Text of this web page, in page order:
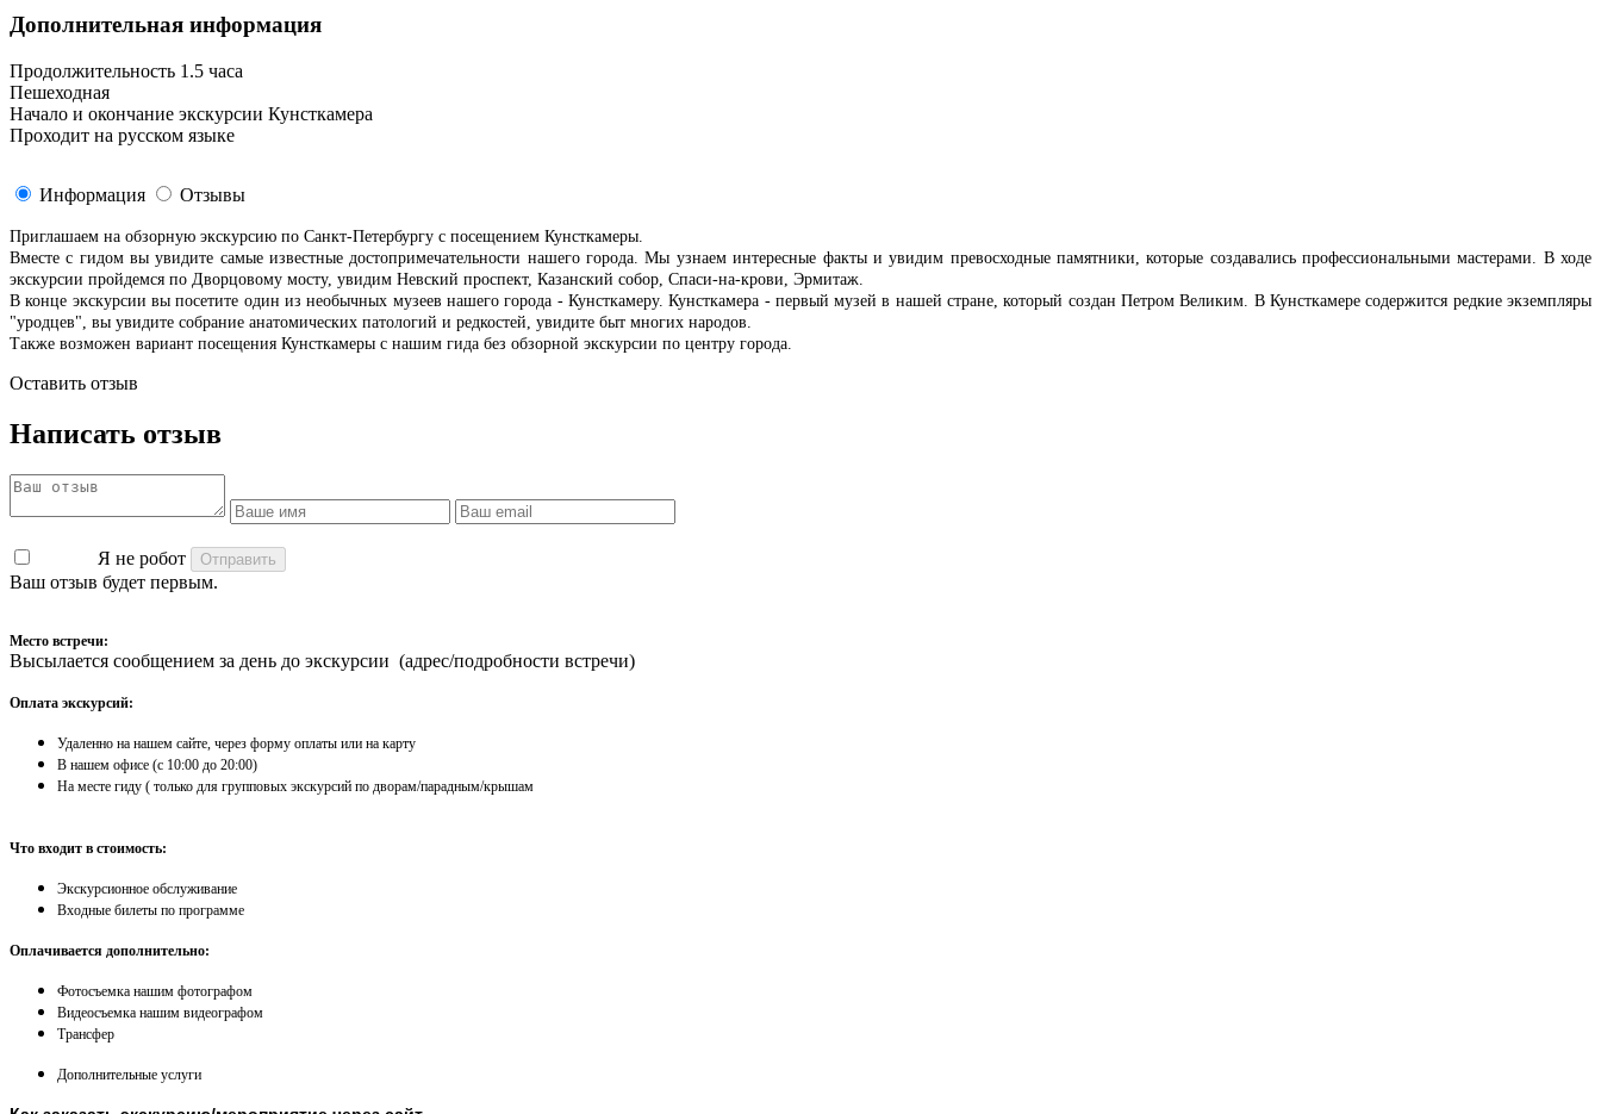
Дополнительная информация
Продолжительность 1.5 часа
Пешеходная
Начало и окончание экскурсии Кунсткамера
Проходит на русском языке
Информация Отзывы
Приглашаем на обзорную экскурсию по Санкт-Петербургу с посещением Кунсткамеры.
Вместе с гидом вы увидите самые известные достопримечательности нашего города. Мы узнаем интересные факты и увидим превосходные памятники, которые создавались профессиональными мастерами. В ходе
экскурсии пройдемся по Дворцовому мосту, увидим Невский проспект, Казанский собор, Спаси-на-крови, Эрмитаж.
В конце экскурсии вы посетите один из необычных музеев нашего города - Кунсткамеру. Кунсткамера - первый музей в нашей стране, который создан Петром Великим. В Кунсткамере содержится редкие экземпляры
"уродцев", вы увидите собрание анатомических патологий и редкостей, увидите быт многих народов.
Также возможен вариант посещения Кунсткамеры с нашим гида без обзорной экскурсии по центру города.
Оставить отзыв
Написать отзыв
Я не робот
Ваш отзыв будет первым.
Место встречи:
Высылается сообщением за день до экскурсии (адрес/подробности встречи)
Оплата экскурсий:
Удаленно на нашем сайте, через форму оплаты или на карту
​В нашем офисе (с 10:00 до 20:00)
На месте гиду ( только для групповых экскурсий по дворам/парадным/крышам
Что входит в стоимость:
Экскурсионное обслуживание
Входные билеты по программе
Оплачивается дополнительно:
Фотосъемка нашим фотографом
Видеосъемка нашим видеографом
Трансфер
Дополнительные услуги